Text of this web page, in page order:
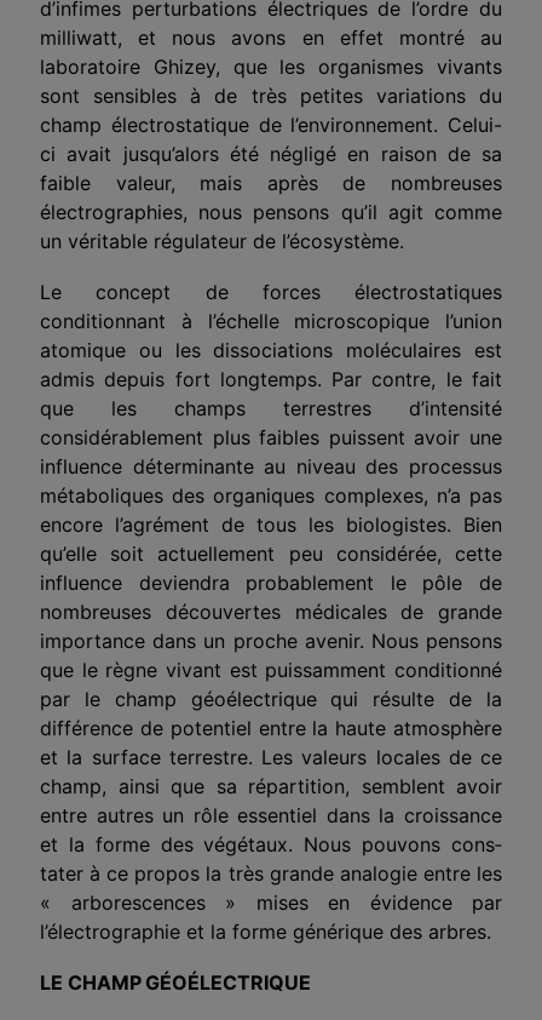
d’infimes perturbations électriques de l’ordre du
milliwatt, et nous avons en effet montré au
laboratoire Ghizey, que les organismes vivants
sont sensibles à de très petites variations du
champ électrostatique de l’environnement. Celui-
ci avait jusqu’alors été négligé en raison de sa
faible valeur, mais après de nombreuses
électrographies, nous pensons qu’il agit comme
un véri­table régulateur de l’écosystème.
Le concept de forces électrostatiques
conditionnant à l’échelle microscopique l’union
atomique ou les dissociations moléculaires est
admis depuis fort longtemps. Par contre, le fait
que les champs ter­restres d’intensité
considérablement plus faibles puissent avoir une
influence déterminante au niveau des processus
métaboliques des organiques complexes, n’a pas
encore l’agrément de tous les biolo­gistes. Bien
qu’elle soit actuellement peu considérée, cette
influence deviendra probablement le pôle de
nombreuses découvertes médi­cales de grande
importance dans un proche avenir. Nous pensons
que le règne vivant est puissamment conditionné
par le champ géo­électrique qui résulte de la
différence de potentiel entre la haute atmosphère
et la surface terrestre. Les valeurs locales de ce
champ, ainsi que sa répartition, semblent avoir
entre autres un rôle essen­tiel dans la croissance
et la forme des végétaux. Nous pouvons cons­
tater à ce propos la très grande analogie entre les
« arborescences » mises en évidence par
l’électrographie et la forme générique des arbres.
LE CHAMP GÉOÉLECTRIQUE